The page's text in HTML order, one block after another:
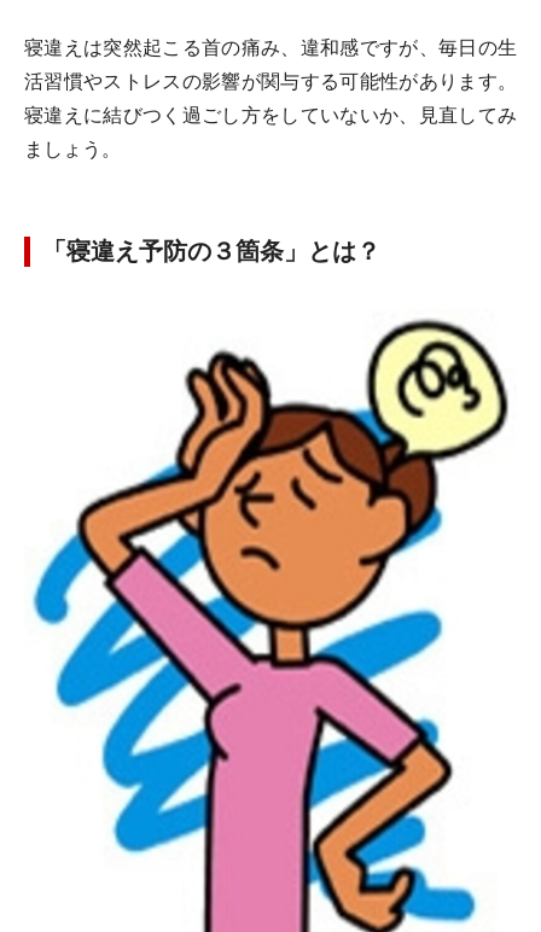
寝違えは突然起こる首の痛み、違和感ですが、毎日の生
活習慣やストレスの影響が関与する可能性があります。
寝違えに結びつく過ごし方をしていないか、見直してみ
ましょう。
「寝違え予防の３箇条」とは？